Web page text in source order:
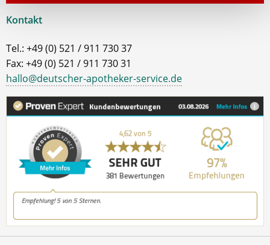
Kontakt
Tel.: +49 (0) 521 / 911 730 37
Fax: +49 (0) 521 / 911 730 31
hallo@deutscher-apotheker-service.de